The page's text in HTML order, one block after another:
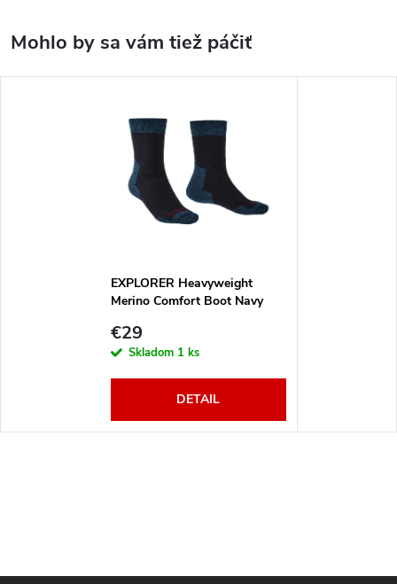
EXPLORER Heavyweight
Merino Comfort Boot Navy
€29
Skladom 1 ks
DETAIL